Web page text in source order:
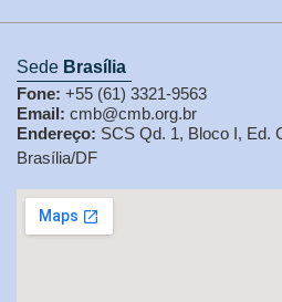
Sede Brasília
Fone: +55 (61) 3321-9563
Email: cmb@cmb.org.br
Endereço: SCS Qd. 1, Bloco I, Ed.
Brasília/DF